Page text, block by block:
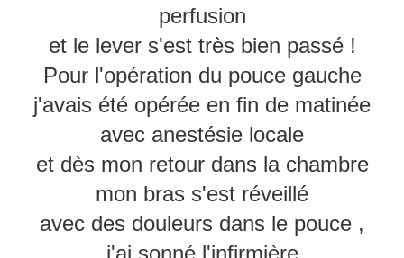
perfusion
et le lever s'est très bien passé !
Pour l'opération du pouce gauche
j'avais été opérée en fin de matinée
avec anestésie locale
et dès mon retour dans la chambre
mon bras s'est réveillé
avec des douleurs dans le pouce ,